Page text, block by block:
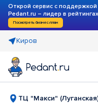
Открой сервис с
Pedant.ru – лидер в
Посмотреть бизнес-план
Киров
ТЦ "Макси"